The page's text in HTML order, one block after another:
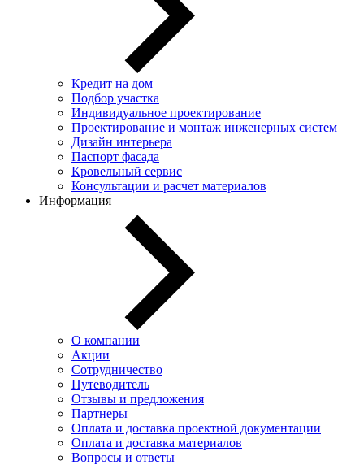
Кредит на дом
Подбор участка
Индивидуальное проектирование
Проектирование и монтаж инженерных систем
Дизайн интерьера
Паспорт фасада
Кровельный сервис
Консультации и расчет материалов
Информация
О компании
Акции
Сотрудничество
Путеводитель
Отзывы и предложения
Партнеры
Оплата и доставка проектной документации
Оплата и доставка материалов
Вопросы и ответы